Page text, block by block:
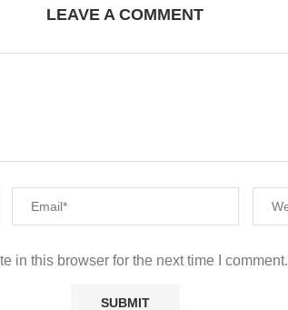
LEAVE A COMMENT
in this browser for the next time I comment.